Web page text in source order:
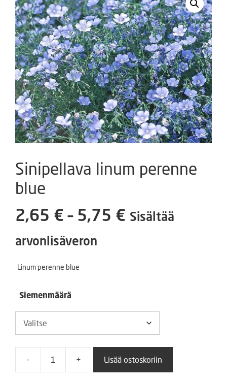
Sinipellava linum perenne
blue
2,65 € – 5,75 € Hintaluokka:
Sisältää
arvonlisäveron
Linum perenne blue
Siemenmäärä
-
Sinipellava
+ Lisää ostoskoriin